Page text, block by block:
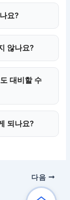
요?
않나요?
대비할 수
되나요?
다음